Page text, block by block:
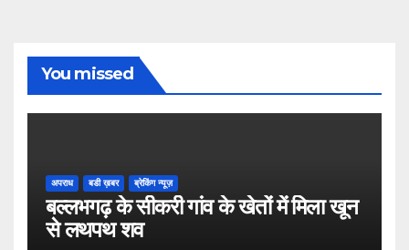
You missed
अपराध बडी ख़बर ब्रेकिंग न्यूज़
बल्लभगढ़ के सीकरी गांव के खेतों में मिला खून
से लथपथ शव